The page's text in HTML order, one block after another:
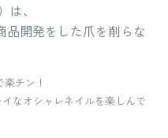
、
品開発をした爪を削らな
チン！
なオシャレネイルを楽しんで